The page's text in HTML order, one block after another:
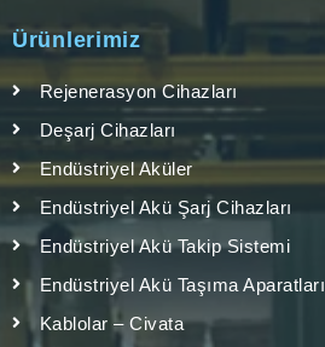
Ürünlerimiz
Rejenerasyon Cihazları
Deşarj Cihazları
Endüstriyel Aküler
Endüstriyel Akü Şarj Cihazları
Endüstriyel Akü Takip Sistemi
Endüstriyel Akü Taşıma Aparatları
Kablolar – Civata